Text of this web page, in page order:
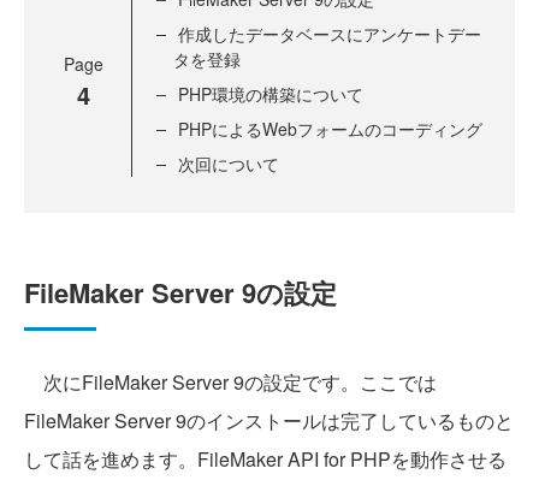
Page
4
作成したデータベースにアンケートデー
タを登録
PHP環境の構築について
PHPによるWebフォームのコーディング
次回について
FileMaker Server 9の設定
次にFileMaker Server 9の設定です。ここでは
FileMaker Server 9のインストールは完了しているものと
して話を進めます。FileMaker API for PHPを動作させる